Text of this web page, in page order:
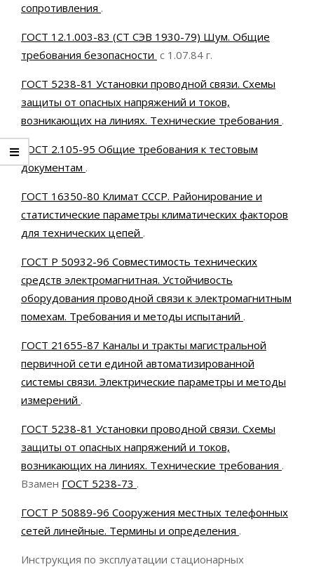
сопротивления .
ГОСТ 12.1.003-83 (СТ СЭВ 1930-79) Шум. Общие
требования безопасности с 1.07.84 г.
ГОСТ 5238-81 Установки проводной связи. Схемы
защиты от опасных напряжений и токов,
возникающих на линиях. Технические требования .
ГОСТ 2.105-95 Общие требования к тестовым
документам .
ГОСТ 16350-80 Климат СССР. Районирование и
статистические параметры климатических факторов
для технических цепей .
ГОСТ Р 50932-96 Совместимость технических
средств электромагнитная. Устойчивость
оборудования проводной связи к электромагнитным
помехам. Требования и методы испытаний .
ГОСТ 21655-87 Каналы и тракты магистральной
первичной сети единой автоматизированной
системы связи. Электрические параметры и методы
измерений .
ГОСТ 5238-81 Установки проводной связи. Схемы
защиты от опасных напряжений и токов,
возникающих на линиях. Технические требования .
Взамен ГОСТ 5238-73 .
ГОСТ Р 50889-96 Сооружения местных телефонных
сетей линейные. Термины и определения .
Инструкция по эксплуатации стационарных